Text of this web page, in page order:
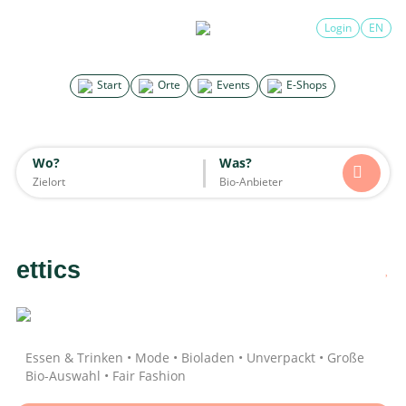
Start Orte Events E-Shops
Login EN
Wo? Was?
×
Alle Essen & Trinken Unterkünfte Mode
Wohnen
ettics
Essen & Trinken • Mode • Bioladen • Unverpackt • Große
Bio-Auswahl • Fair Fashion